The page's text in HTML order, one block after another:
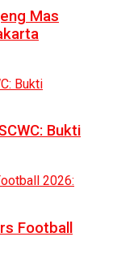
Mas
Bukti
Football